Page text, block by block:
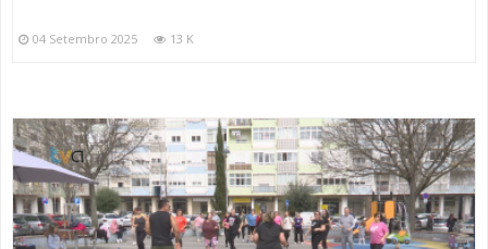
04 Setembro 2025 13 K